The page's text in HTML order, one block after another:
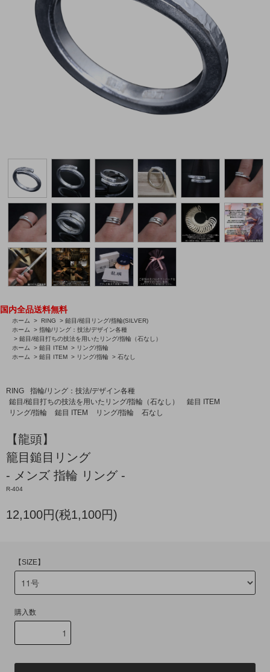
国内全品送料無料
ホーム > RING > 鎚目/槌目リング/指輪(SILVER)
ホーム
> 指輪/リング：技法/デザイン各種
> 鎚目/槌目打ちの技法を用いたリング/指輪（石なし）
ホーム
> 鎚目 ITEM > リング/指輪
ホーム
> 鎚目 ITEM > リング/指輪 > 石なし
RING
指輪/リング：技法/デザイン各種
鎚目/槌目打ちの技法を用いたリング/指輪（石なし）
鎚目 ITEM
リング/指輪
鎚目 ITEM リング/指輪 石なし
【龍頭】
籠目鎚目リング
- メンズ 指輪 リング -
R-404
12,100円(税1,100円)
【SIZE】
購入数